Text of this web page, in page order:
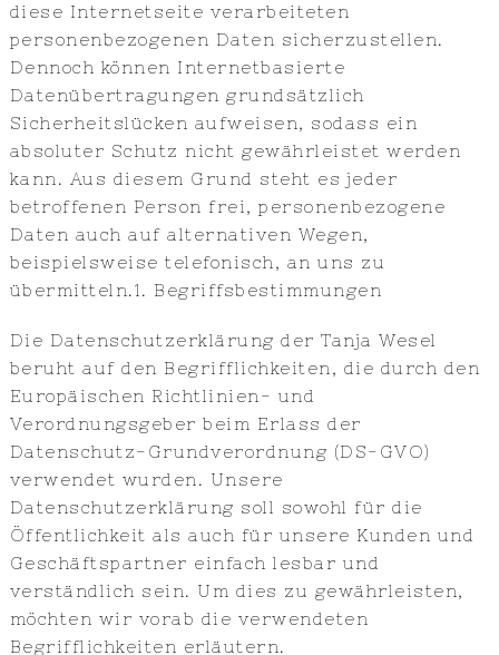
diese Internetseite verarbeiteten
personenbezogenen Daten sicherzustellen.
Dennoch können Internetbasierte
Datenübertragungen grundsätzlich
Sicherheitslücken aufweisen, sodass ein
absoluter Schutz nicht gewährleistet werden
kann. Aus diesem Grund steht es jeder
betroffenen Person frei, personenbezogene
Daten auch auf alternativen Wegen,
beispielsweise telefonisch, an uns zu
übermitteln.1. Begriffsbestimmungen
Die Datenschutzerklärung der Tanja Wesel
beruht auf den Begrifflichkeiten, die durch den
Europäischen Richtlinien- und
Verordnungsgeber beim Erlass der
Datenschutz-Grundverordnung (DS-GVO)
verwendet wurden. Unsere
Datenschutzerklärung soll sowohl für die
Öffentlichkeit als auch für unsere Kunden und
Geschäftspartner einfach lesbar und
verständlich sein. Um dies zu gewährleisten,
möchten wir vorab die verwendeten
Begrifflichkeiten erläutern.